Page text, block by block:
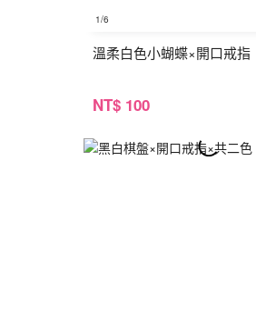
1/6
溫柔白色小蝴蝶×開口戒指
NT$ 100